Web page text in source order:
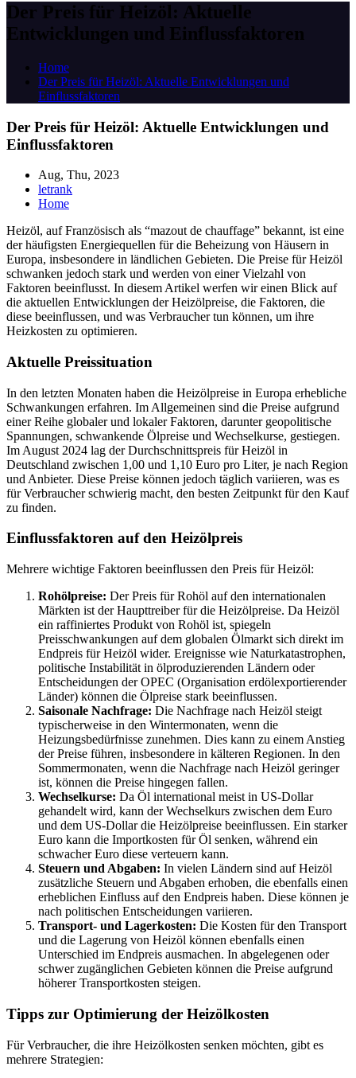
Der Preis für Heizöl: Aktuelle
Entwicklungen und Einflussfaktoren
Home
Der Preis für Heizöl: Aktuelle Entwicklungen und
Einflussfaktoren
Der Preis für Heizöl: Aktuelle Entwicklungen und
Einflussfaktoren
Aug, Thu, 2023
letrank
Home
Heizöl, auf Französisch als “mazout de chauffage” bekannt, ist eine
der häufigsten Energiequellen für die Beheizung von Häusern in
Europa, insbesondere in ländlichen Gebieten. Die Preise für Heizöl
schwanken jedoch stark und werden von einer Vielzahl von
Faktoren beeinflusst. In diesem Artikel werfen wir einen Blick auf
die aktuellen Entwicklungen der Heizölpreise, die Faktoren, die
diese beeinflussen, und was Verbraucher tun können, um ihre
Heizkosten zu optimieren.
Aktuelle Preissituation
In den letzten Monaten haben die Heizölpreise in Europa erhebliche
Schwankungen erfahren. Im Allgemeinen sind die Preise aufgrund
einer Reihe globaler und lokaler Faktoren, darunter geopolitische
Spannungen, schwankende Ölpreise und Wechselkurse, gestiegen.
Im August 2024 lag der Durchschnittspreis für Heizöl in
Deutschland zwischen 1,00 und 1,10 Euro pro Liter, je nach Region
und Anbieter. Diese Preise können jedoch täglich variieren, was es
für Verbraucher schwierig macht, den besten Zeitpunkt für den Kauf
zu finden.
Einflussfaktoren auf den Heizölpreis
Mehrere wichtige Faktoren beeinflussen den Preis für Heizöl:
Rohölpreise: Der Preis für Rohöl auf den internationalen
Märkten ist der Haupttreiber für die Heizölpreise. Da Heizöl
ein raffiniertes Produkt von Rohöl ist, spiegeln
Preisschwankungen auf dem globalen Ölmarkt sich direkt im
Endpreis für Heizöl wider. Ereignisse wie Naturkatastrophen,
politische Instabilität in ölproduzierenden Ländern oder
Entscheidungen der OPEC (Organisation erdölexportierender
Länder) können die Ölpreise stark beeinflussen.
Saisonale Nachfrage: Die Nachfrage nach Heizöl steigt
typischerweise in den Wintermonaten, wenn die
Heizungsbedürfnisse zunehmen. Dies kann zu einem Anstieg
der Preise führen, insbesondere in kälteren Regionen. In den
Sommermonaten, wenn die Nachfrage nach Heizöl geringer
ist, können die Preise hingegen fallen.
Wechselkurse: Da Öl international meist in US-Dollar
gehandelt wird, kann der Wechselkurs zwischen dem Euro
und dem US-Dollar die Heizölpreise beeinflussen. Ein starker
Euro kann die Importkosten für Öl senken, während ein
schwacher Euro diese verteuern kann.
Steuern und Abgaben: In vielen Ländern sind auf Heizöl
zusätzliche Steuern und Abgaben erhoben, die ebenfalls einen
erheblichen Einfluss auf den Endpreis haben. Diese können je
nach politischen Entscheidungen variieren.
Transport- und Lagerkosten: Die Kosten für den Transport
und die Lagerung von Heizöl können ebenfalls einen
Unterschied im Endpreis ausmachen. In abgelegenen oder
schwer zugänglichen Gebieten können die Preise aufgrund
höherer Transportkosten steigen.
Tipps zur Optimierung der Heizölkosten
Für Verbraucher, die ihre Heizölkosten senken möchten, gibt es
mehrere Strategien: